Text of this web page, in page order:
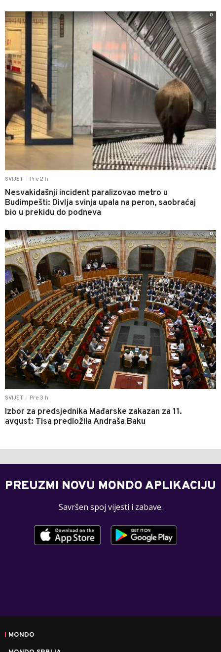
SVIJET Pre 2 h
Nesvakidašnji incident paralizovao metro u
Budimpešti: Divlja svinja upala na peron, saobraćaj
bio u prekidu do podneva
0
SVIJET Pre 3 h
Izbor za predsjednika Mađarske zakazan za 11.
avgust: Tisa predložila Andraša Baku
0
PREUZMI NOVU MONDO APLIKACIJU
Savršen spoj vijesti i zabave.
MONDO